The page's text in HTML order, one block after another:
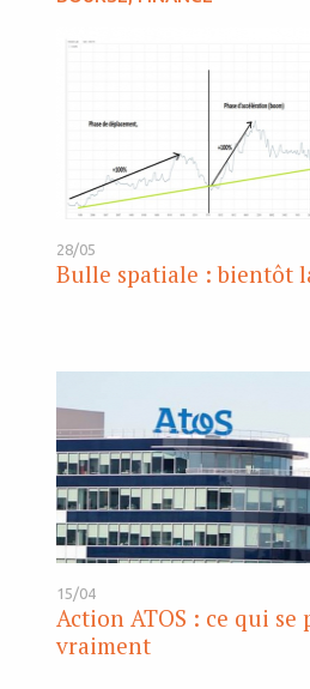
28/05
Bulle spatiale : bientôt
15/04
Action ATOS : ce qui se
vraiment